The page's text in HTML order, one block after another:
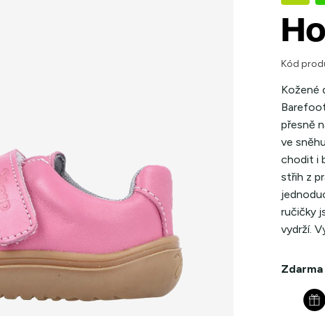
Kód
Kožené
přesně
ve
chodit i
střih z
ručičky
vydrží.